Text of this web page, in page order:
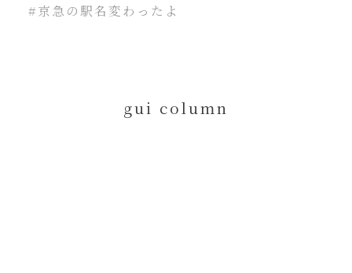
#京急の駅名変わったよ
gui column